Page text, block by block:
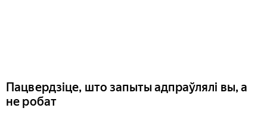
Пацвердзіце, што запыты адпраўлялі вы, а
не робат